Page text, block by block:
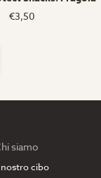
€3,50
siamo
nostro cibo